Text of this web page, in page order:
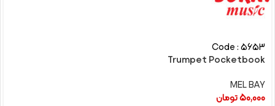
Code : 5653
Trumpet Pocketbook
MEL BAY
50,000تومان